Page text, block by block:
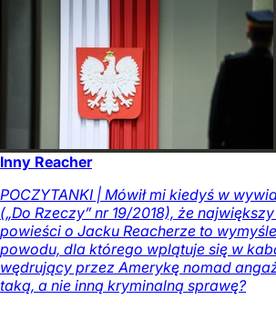
Inny Reacher
POCZYTANKI | Mówił mi kiedyś w
(„Do Rzeczy” nr 19/2018), że
powieści o Jacku Reacherze to
powodu, dla którego wplątuje się w
wędrujący przez Amerykę nomad
taką, a nie inną kryminalną sprawę?